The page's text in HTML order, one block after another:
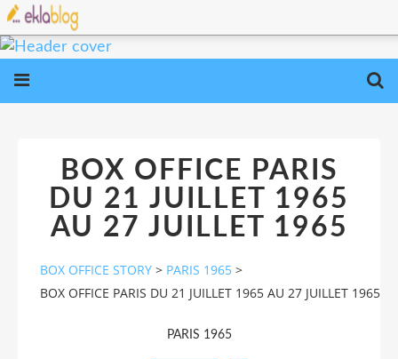
BOX OFFICE PARIS
DU 21 JUILLET 1965
AU 27 JUILLET 1965
BOX OFFICE STORY > PARIS 1965 >
BOX OFFICE PARIS DU 21 JUILLET 1965 AU 27 JUILLET 1965
PARIS 1965